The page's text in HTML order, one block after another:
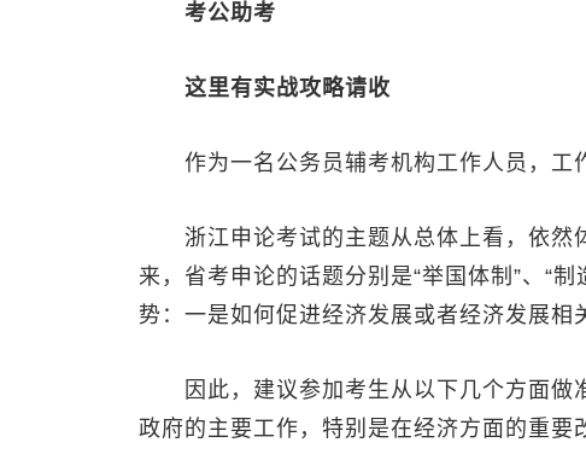
考公助考
这里有实战攻略请收
作为一名公务员辅考机构工作人员，工
浙江申论考试的主题从总体上看，依然
来，省考申论的话题分别是“举国体制”、“
势：一是如何促进经济发展或者经济发展相
因此，建议参加考生从以下几个方面做
政府的主要工作，特别是在经济方面的重